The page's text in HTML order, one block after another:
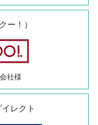
ー！）
社様
レクト